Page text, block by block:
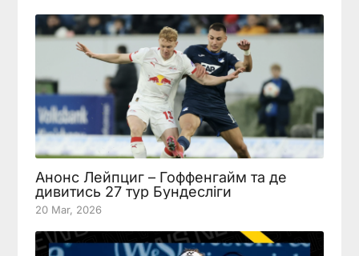
Анонс Лейпциг – Гоффенгайм та де
дивитись 27 тур Бундесліги
20 Mar, 2026